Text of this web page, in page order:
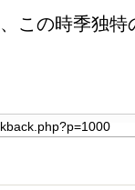
この時季独
い。